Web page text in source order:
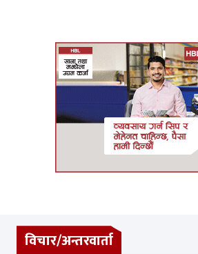
विचार/अन्तरवार्ता